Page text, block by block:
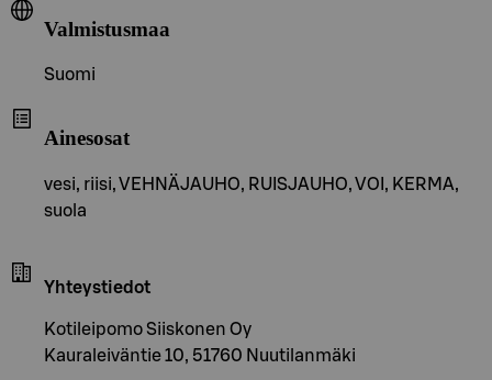
Valmistusmaa
Suomi
Ainesosat
vesi, riisi, VEHNÄJAUHO, RUISJAUHO, VOI, KERMA,
suola
Yhteystiedot
Kotileipomo Siiskonen Oy
Kauraleiväntie 10, 51760 Nuutilanmäki